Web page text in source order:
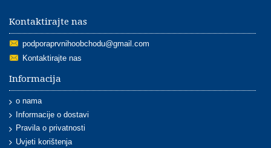
Kontaktirajte nas
podporaprvnihoobchodu@gmail.com
Kontaktirajte nas
Informacija
o nama
Informacije o dostavi
Pravila o privatnosti
Uvjeti korištenja